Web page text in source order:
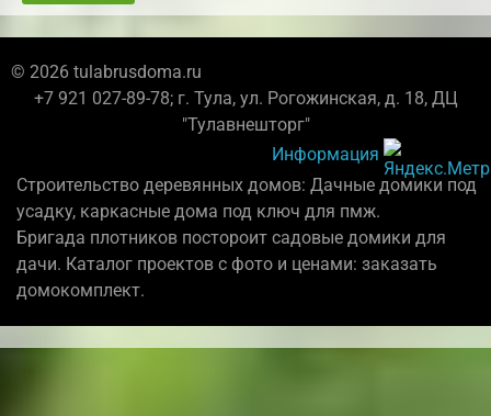
© 2026 tulabrusdoma.ru
+7 921 027-89-78; г. Тула, ул. Рогожинская, д. 18, ДЦ
"Тулавнешторг"
Информация
Строительство деревянных домов: Дачные домики под
усадку, каркасные дома под ключ для пмж.
Бригада плотников постороит садовые домики для
дачи. Каталог проектов с фото и ценами: заказать
домокомплект.